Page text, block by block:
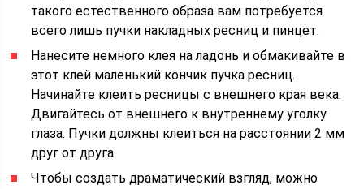
такого естественного образа вам потребуется
всего лишь пучки накладных ресниц и пинцет.
Нанесите немного клея на ладонь и обмакивайте в
этот клей маленький кончик пучка ресниц.
Начинайте клеить ресницы с внешнего края века.
Двигайтесь от внешнего к внутреннему уголку
глаза. Пучки должны клеиться на расстоянии 2 мм
друг от друга.
Чтобы создать драматический взгляд, можно